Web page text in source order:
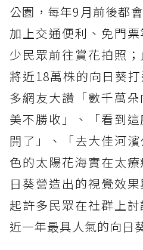
公園，每年9月前後都
加上交通便利、免門
少民眾前往賞花拍照
將近18萬株的向日葵
多網友大讚「數千萬
美不勝收」、「看到
開了」、「去大佳河
色的太陽花海實在太
日葵營造出的視覺效
起許多民眾在社群上
近一年最具人氣的向日